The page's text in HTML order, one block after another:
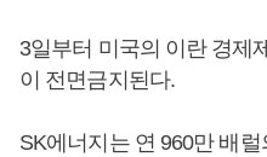
3일부터 미국의 이란 경제
이 전면금지된다.
SK에너지는 연 960만 배